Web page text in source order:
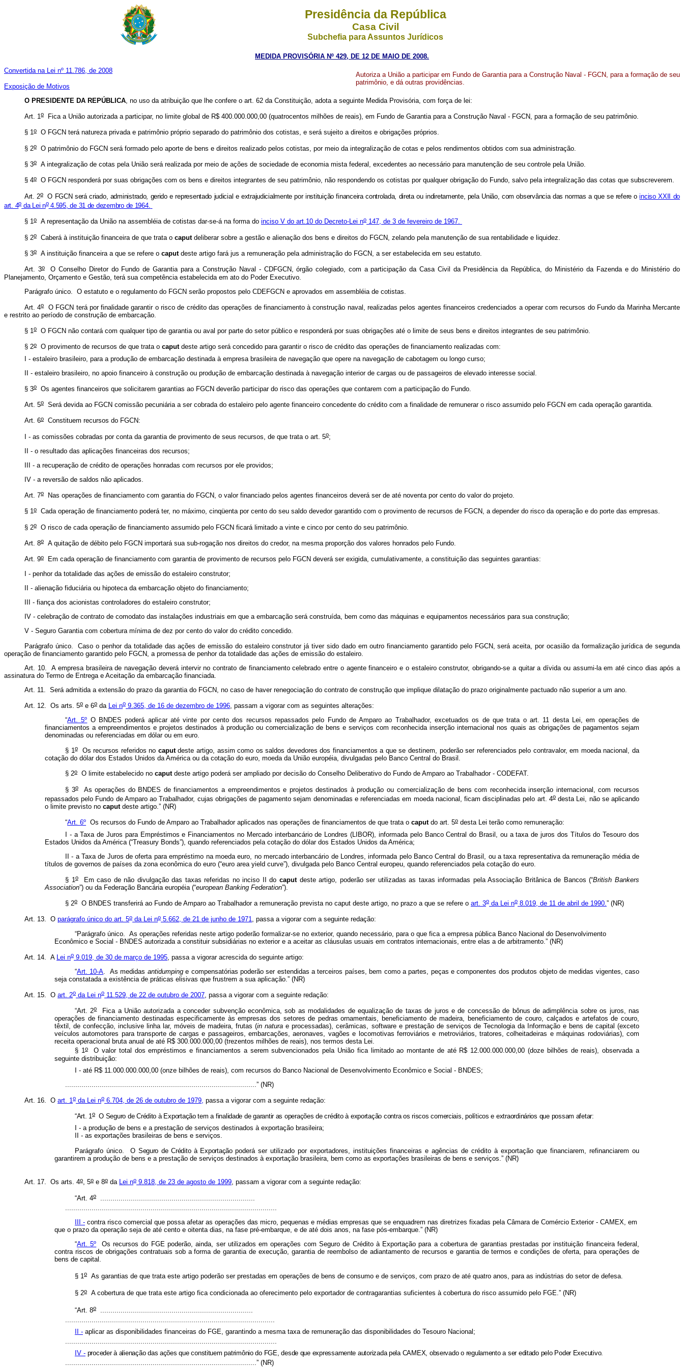
Presidência da República
Casa Civil
Subchefia para Assuntos Jurídicos
MEDIDA PROVISÓRIA Nº 429, DE 12 DE MAIO DE 2008.
Convertida na Lei nº 11.786, de 2008
Exposição de Motivos
Autoriza a União a participar em Fundo de Garantia para a Construção Naval - FGCN, para a formação de seu
patrimônio, e dá outras providências.
O PRESIDENTE DA REPÚBLICA, no uso da atribuição que lhe confere o art. 62 da Constituição, adota a seguinte Medida Provisória, com força de lei:
Art. 1o Fica a União autorizada a participar, no limite global de R$ 400.000.000,00 (quatrocentos milhões de reais), em Fundo de Garantia para a Construção Naval - FGCN, para a formação de seu patrimônio.
§ 1o O FGCN terá natureza privada e patrimônio próprio separado do patrimônio dos cotistas, e será sujeito a direitos e obrigações próprios.
§ 2o O patrimônio do FGCN será formado pelo aporte de bens e direitos realizado pelos cotistas, por meio da integralização de cotas e pelos rendimentos obtidos com sua administração.
§ 3o A integralização de cotas pela União será realizada por meio de ações de sociedade de economia mista federal, excedentes ao necessário para manutenção de seu controle pela União.
§ 4o O FGCN responderá por suas obrigações com os bens e direitos integrantes de seu patrimônio, não respondendo os cotistas por qualquer obrigação do Fundo, salvo pela integralização das cotas que subscreverem.
Art. 2oO FGCN será criado, administrado, gerido e representado judicial e extrajudicialmente por instituição financeira controlada, direta ou indiretamente, pela União, com observância das normas a que se refere oinciso XXII do
art. 4oda Lei no4.595, de 31 de dezembro de 1964.
§ 1o A representação da União na assembléia de cotistas dar-se-á na forma do inciso V do art.10 do Decreto-Lei no 147, de 3 de fevereiro de 1967.
§ 2o Caberá à instituição financeira de que trata o caputdeliberar sobre a gestão e alienação dos bens e direitos do FGCN, zelando pela manutenção de sua rentabilidade e liquidez.
§ 3o A instituição financeira a que se refere o caputdeste artigo fará jus a remuneração pela administração do FGCN, a ser estabelecida em seu estatuto.
Art. 3oO Conselho Diretor do Fundo de Garantia para a Construção Naval - CDFGCN, órgão colegiado, com a participação da Casa Civil da Presidência da República, do Ministério da Fazenda e do Ministério do
Planejamento, Orçamento e Gestão, terá sua competência estabelecida em ato do Poder Executivo.
Parágrafo único. O estatuto e o regulamento do FGCN serão propostos pelo CDEFGCN e aprovados em assembléia de cotistas.
Art. 4oO FGCN terá por finalidade garantir o risco de crédito das operações de financiamento à construção naval, realizadas pelos agentes financeiros credenciados a operar com recursos do Fundo da Marinha Mercante
e restrito ao período de construção de embarcação.
§ 1o O FGCN não contará com qualquer tipo de garantia ou aval por parte do setor público e responderá por suas obrigações até o limite de seus bens e direitos integrantes de seu patrimônio.
§ 2o O provimento de recursos de que trata o caputdeste artigo será concedido para garantir o risco de crédito das operações de financiamento realizadas com:
I - estaleiro brasileiro, para a produção de embarcação destinada à empresa brasileira de navegação que opere na navegação de cabotagem ou longo curso;
II - estaleiro brasileiro, no apoio financeiro à construção ou produção de embarcação destinada à navegação interior de cargas ou de passageiros de elevado interesse social.
§ 3o Os agentes financeiros que solicitarem garantias ao FGCN deverão participar do risco das operações que contarem com a participação do Fundo.
Art. 5o Será devida ao FGCN comissão pecuniária a ser cobrada do estaleiro pelo agente financeiro concedente do crédito com a finalidade de remunerar o risco assumido pelo FGCN em cada operação garantida.
Art. 6o Constituem recursos do FGCN:
I - as comissões cobradas por conta da garantia de provimento de seus recursos, de que trata o art. 5o;
II - o resultado das aplicações financeiras dos recursos;
III - a recuperação de crédito de operações honradas com recursos por ele providos;
IV - a reversão de saldos não aplicados.
Art. 7o Nas operações de financiamento com garantia do FGCN, o valor financiado pelos agentes financeiros deverá ser de até noventa por cento do valor do projeto.
§ 1o Cada operação de financiamento poderá ter, no máximo, cinqüenta por cento do seu saldo devedor garantido com o provimento de recursos de FGCN, a depender do risco da operação e do porte das empresas.
§ 2o O risco de cada operação de financiamento assumido pelo FGCN ficará limitado a vinte e cinco por cento do seu patrimônio.
Art. 8o A quitação de débito pelo FGCN importará sua sub-rogação nos direitos do credor, na mesma proporção dos valores honrados pelo Fundo.
Art. 9o
Em cada operação de financiamento com garantia de provimento de recursos pelo FGCN deverá ser exigida, cumulativamente, a constituição das seguintes garantias:
I - penhor da totalidade das ações de emissão do estaleiro construtor;
II - alienação fiduciária ou hipoteca da embarcação objeto do financiamento;
III - fiança dos acionistas controladores do estaleiro construtor;
IV - celebração de contrato de comodato das instalações industriais em que a embarcação será construída, bem como das máquinas e equipamentos necessários para sua construção;
V - Seguro Garantia com cobertura mínima de dez por cento do valor do crédito concedido.
Parágrafo único. Caso o penhor da totalidade das ações de emissão do estaleiro construtor já tiver sido dado em outro financiamento garantido pelo FGCN, será aceita, por ocasião da formalização jurídica de segunda
operação de financiamento garantido pelo FGCN, a promessa de penhor da totalidade das ações de emissão do estaleiro.
Art. 10. A empresa brasileira de navegação deverá intervir no contrato de financiamento celebrado entre o agente financeiro e o estaleiro construtor, obrigando-se a quitar a dívida ou assumi-la em até cinco dias após a
assinatura do Termo de Entrega e Aceitação da embarcação financiada.
Art. 11. Será admitida a extensão do prazo da garantia do FGCN, no caso de haver renegociação do contrato de construção que implique dilatação do prazo originalmente pactuado não superior a um ano.
Art. 12. Os arts. 5o e 6o da Lei no 9.365, de 16 de dezembro de 1996 , passam a vigorar com as seguintes alterações:
“Art. 5º O BNDES poderá aplicar até vinte por cento dos recursos repassados pelo Fundo de Amparo ao Trabalhador, excetuados os de que trata o art. 11 desta Lei, em operações de
financiamentos a empreendimentos e projetos destinados à produção ou comercialização de bens e serviços com reconhecida inserção internacional nos quais as obrigações de pagamentos sejam
denominadas ou referenciadas em dólar ou em euro.
§ 1oOs recursos referidos no caputdeste artigo, assim como os saldos devedores dos financiamentos a que se destinem, poderão ser referenciados pelo contravalor, em moeda nacional, da
cotação do dólar dos Estados Unidos da América ou da cotação do euro, moeda da União européia, divulgadas pelo Banco Central do Brasil.
§ 2o O limite estabelecido no caputdeste artigo poderá ser ampliado por decisão do Conselho Deliberativo do Fundo de Amparo ao Trabalhador - CODEFAT.
§ 3oAs operações do BNDES de financiamentos a empreendimentos e projetos destinados à produção ou comercialização de bens com reconhecida inserção internacional, com recursos
repassados pelo Fundo de Amparo ao Trabalhador, cujas obrigações de pagamento sejam denominadas e referenciadas em moeda nacional, ficam disciplinadas pelo art. 4odesta Lei, não se aplicando
o limite previsto no caputdeste artigo.” (NR)
“Art. 6º Os recursos do Fundo de Amparo ao Trabalhador aplicados nas operações de financiamentos de que trata o caput do art. 5o desta Lei terão como remuneração:
I - a Taxa de Juros para Empréstimos e Financiamentos no Mercado interbancário de Londres (LIBOR), informada pelo Banco Central do Brasil, ou a taxa de juros dos Títulos do Tesouro dos
Estados Unidos da América (“Treasury Bonds”), quando referenciados pela cotação do dólar dos Estados Unidos da América;
II - a Taxa de Juros de oferta para empréstimo na moeda euro, no mercado interbancário de Londres, informada pelo Banco Central do Brasil, ou a taxa representativa da remuneração média de
títulos de governos de países da zona econômica do euro (“euro area yield curve”), divulgada pelo Banco Central europeu, quando referenciados pela cotação do euro.
§ 1oEm caso de não divulgação das taxas referidas no inciso II docaputdeste artigo, poderão ser utilizadas as taxas informadas pela Associação Britânica de Bancos (“British Bankers
Association”) ou da Federação Bancária européia (“european Banking Federation”).
§ 2o O BNDES transferirá ao Fundo de Amparo ao Trabalhador a remuneração prevista no caput deste artigo, no prazo a que se refere o art. 3o da Lei no 8.019, de 11 de abril de 1990.” (NR)
Art. 13. O parágrafo único do art. 5o da Lei no 5.662, de 21 de junho de 1971, passa a vigorar com a seguinte redação:
“Parágrafo único. As operações referidas neste artigo poderão formalizar-se no exterior, quando necessário, para o que fica a empresa pública Banco Nacional do Desenvolvimento
Econômico e Social - BNDES autorizada a constituir subsidiárias no exterior e a aceitar as cláusulas usuais em contratos internacionais, entre elas a de arbitramento.” (NR)
Art. 14. A Lei no 9.019, de 30 de março de 1995 , passa a vigorar acrescida do seguinte artigo:
“Art. 10-A . As medidas antidumpinge compensatórias poderão ser estendidas a terceiros países, bem como a partes, peças e componentes dos produtos objeto de medidas vigentes, caso
seja constatada a existência de práticas elisivas que frustrem a sua aplicação.” (NR)
Art. 15. O art. 2o da Lei no 11.529, de 22 de outubro de 2007, passa a vigorar com a seguinte redação:
“Art. 2oFica a União autorizada a conceder subvenção econômica, sob as modalidades de equalização de taxas de juros e de concessão de bônus de adimplência sobre os juros, nas
operações de financiamento destinadas especificamente às empresas dos setores de pedras ornamentais, beneficiamento de madeira, beneficiamento de couro, calçados e artefatos de couro,
têxtil, de confecção, inclusive linha lar, móveis de madeira, frutas (in natura e processadas), cerâmicas, software e prestação de serviços de Tecnologia da Informação e bens de capital (exceto
veículos automotores para transporte de cargas e passageiros, embarcações, aeronaves, vagões e locomotivas ferroviários e metroviários, tratores, colheitadeiras e máquinas rodoviárias), com
receita operacional bruta anual de até R$ 300.000.000,00 (trezentos milhões de reais), nos termos desta Lei.
§ 1oO valor total dos empréstimos e financiamentos a serem subvencionados pela União fica limitado ao montante de até R$ 12.000.000.000,00 (doze bilhões de reais), observada a
seguinte distribuição:
I - até R$ 11.000.000.000,00 (onze bilhões de reais), com recursos do Banco Nacional de Desenvolvimento Econômico e Social - BNDES;
..............................................................................................” (NR)
Art. 16. O art. 1o da Lei no 6.704, de 26 de outubro de 1979, passa a vigorar com a seguinte redação:
“Art. 1oO Seguro de Crédito à Exportação tem a finalidade de garantir as operações de crédito à exportação contra os riscos comerciais, políticos e extraordinários que possam afetar:
I - a produção de bens e a prestação de serviços destinados à exportação brasileira;
II - as exportações brasileiras de bens e serviços.
Parágrafo único. O Seguro de Crédito à Exportaçãopoderá ser utilizado por exportadores, instituições financeiras e agências de crédito à exportação que financiarem, refinanciarem ou
garantirem a produção de bens e a prestação de serviços destinados à exportação brasileira, bem como as exportações brasileiras de bens e serviços.” (NR)
Art. 17. Os arts. 4o, 5o e 8o da Lei no 9.818, de 23 de agosto de 1999, passam a vigorar com a seguinte redação:
“Art. 4o............................................................................
........................................................................................................
III -contra risco comercial que possa afetar as operações das micro, pequenas e médias empresas que se enquadrem nas diretrizes fixadas pela Câmara de Comércio Exterior - CAMEX, em
que o prazo da operação seja de até cento e oitenta dias, na fase pré-embarque, e de até dois anos, na fase pós-embarque.” (NR)
“Art. 5º Os recursos do FGE poderão, ainda, ser utilizados em operações com Seguro de Crédito à Exportação para a cobertura de garantias prestadas por instituição financeira federal,
contra riscos de obrigações contratuais sob a forma de garantia de execução, garantia de reembolso de adiantamento de recursos e garantia de termos e condições de oferta, para operações de
bens de capital.
§ 1oAs garantias de que trata este artigo poderão ser prestadas em operações de bens de consumo e de serviços, com prazo de até quatro anos, para as indústrias do setor de defesa.
§ 2oA cobertura de que trata este artigo fica condicionada ao oferecimento pelo exportador de contragarantias suficientes à cobertura do risco assumido pelo FGE.” (NR)
“Art. 8o...........................................................................
.......................................................................................................
II -aplicar as disponibilidades financeiras do FGE, garantindo a mesma taxa de remuneração das disponibilidades do Tesouro Nacional;
........................................................................................................
IV -proceder à alienação das ações que constituem patrimônio do FGE, desde que expressamente autorizada pela CAMEX, observado o regulamento a ser editado pelo Poder Executivo.
..............................................................................................” (NR)